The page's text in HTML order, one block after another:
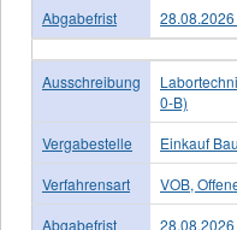
Abgabefrist
Ausschreibung
0-B)
Vergabestelle
Einkauf Bau
Verfahrensart
VOB,
Abgabefrist